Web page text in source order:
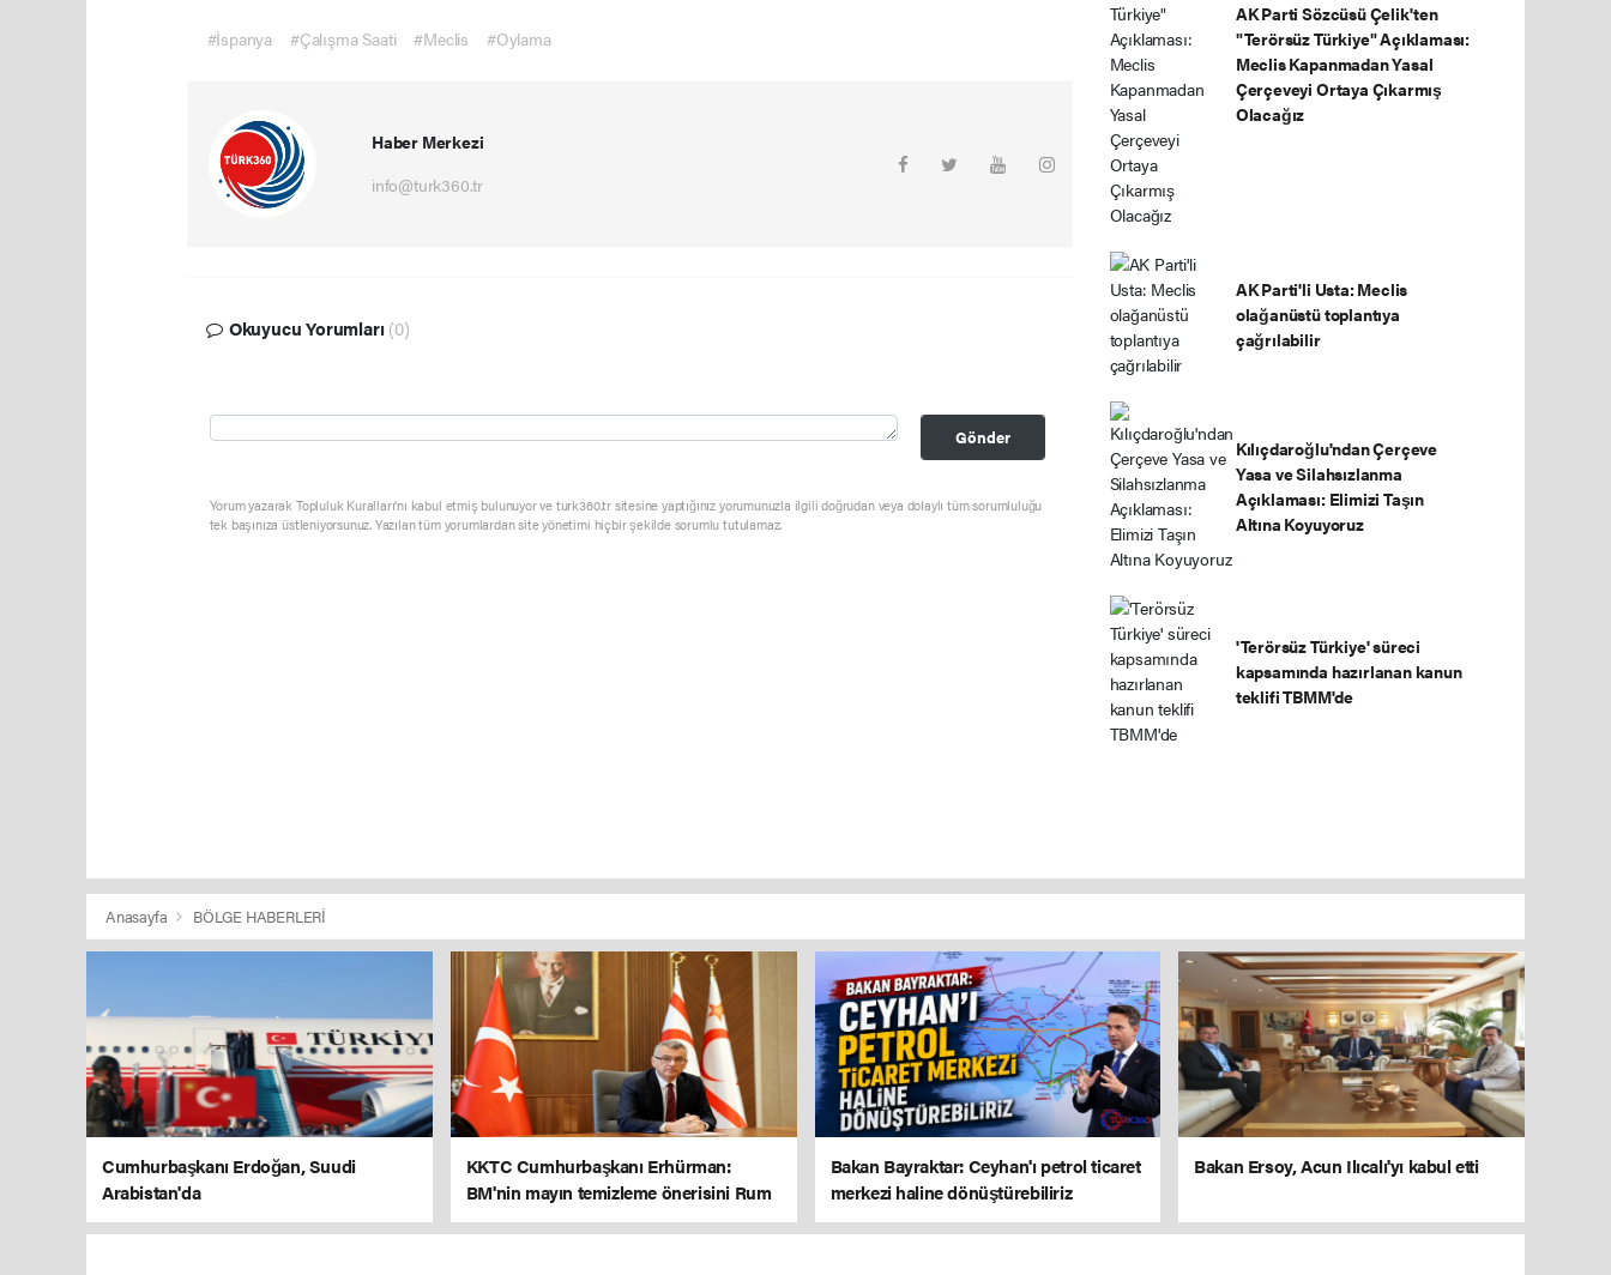
#İspanya #Çalışma Saati #Meclis #Oylama
Haber Merkezi
info@turk360.tr
Okuyucu Yorumları (0)
Gönder
Yorum yazarak Topluluk Kuralları’nı kabul etmiş bulunuyor ve turk360.tr sitesine yaptığınız yorumunuzla ilgili doğrudan veya dolaylı tüm sorumluluğu
tek başınıza üstleniyorsunuz. Yazılan tüm yorumlardan site yönetimi hiçbir şekilde sorumlu tutulamaz.
AK Parti Sözcüsü Çelik'ten
"Terörsüz Türkiye" Açıklaması:
Meclis Kapanmadan Yasal
Çerçeveyi Ortaya Çıkarmış
Olacağız
AK Parti'li Usta: Meclis
olağanüstü toplantıya
çağrılabilir
Kılıçdaroğlu'ndan Çerçeve
Yasa ve Silahsızlanma
Açıklaması: Elimizi Taşın
Altına Koyuyoruz
'Terörsüz Türkiye' süreci
kapsamında hazırlanan kanun
teklifi TBMM'de
Anasayfa BÖLGE HABERLERİ
Cumhurbaşkanı Erdoğan, Suudi
Arabistan'da
KKTC Cumhurbaşkanı Erhürman:
BM'nin mayın temizleme önerisini Rum
tarafı reddetti!
Bakan Bayraktar: Ceyhan'ı petrol ticaret
merkezi haline dönüştürebiliriz
Bakan Ersoy, Acun Ilıcalı'yı kabul etti